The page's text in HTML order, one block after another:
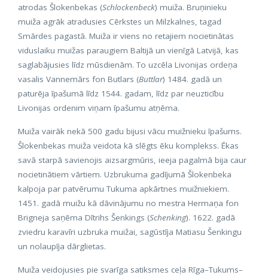
atrodas Šlokenbekas (Schlockenbeck) muiža. Bruņinieku
muiža agrāk atradusies Cērkstes un Milzkalnes, tagad
Smārdes pagastā. Muiža ir viens no retajiem nocietinātas
viduslaiku muižas paraugiem Baltijā un vienīgā Latvijā, kas
saglabājusies līdz mūsdienām. To uzcēla Livonijas ordeņa
vasalis Vannemārs fon Butlars (Buttlar) 1484. gadā un
paturēja īpašumā līdz 1544. gadam, līdz par neuzticību
Livonijas ordenim viņam īpašumu atņēma.
Muiža vairāk nekā 500 gadu bijusi vācu muižnieku īpašums.
Šlokenbekas muiža veidota kā slēgts ēku komplekss. Ēkas
savā starpā savienojis aizsargmūris, ieeja pagalmā bija caur
nocietinātiem vārtiem. Uzbrukuma gadījumā Šlokenbeka
kalpoja par patvērumu Tukuma apkārtnes muižniekiem.
1451. gadā muižu kā dāvinājumu no mestra Hermaņa fon
Brigneja saņēma Dītrihs Šenkings (Schenking). 1622. gadā
zviedru karavīri uzbruka muižai, sagūstīja Matiasu Šenkingu
un nolaupīja dārglietas.
Muiža veidojusies pie svarīga satiksmes ceļa Rīga–Tukums–